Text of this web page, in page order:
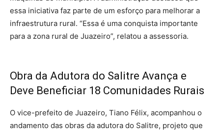
essa iniciativa faz parte de um esforço para melhorar a
infraestrutura rural. “Essa é uma conquista importante
para a zona rural de Juazeiro”, relatou a assessoria.
Obra da Adutora do Salitre Avança e
Deve Beneficiar 18 Comunidades Rurais
O vice-prefeito de Juazeiro, Tiano Félix, acompanhou o
andamento das obras da adutora do Salitre, projeto que